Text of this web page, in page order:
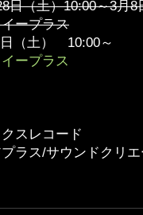
（土）10:00～3月8
ープラス
日（土） 10:00～
イープラス
スレコード
ラス/サウンドクリエ